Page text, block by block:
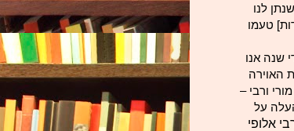
לנו
טעמו
שנה אנו
האוירה
ורבי –
על
אלופי